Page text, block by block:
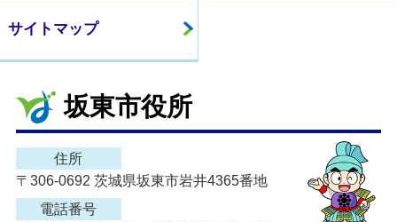
サイトマップ
坂東市役所
住所
〒306-0692 茨城県坂東市岩井4365番地
電話番号